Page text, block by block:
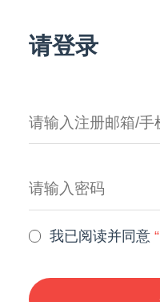
请登录
我已阅读并同意